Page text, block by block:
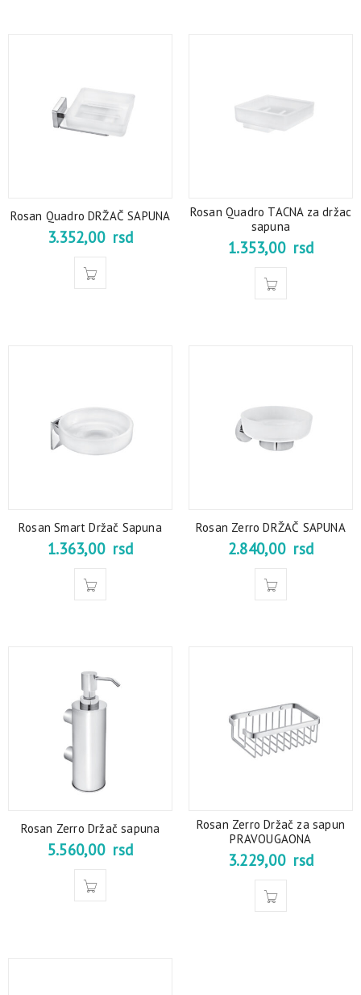
Rosan Quadro DRŽAČ SAPUNA
3.352,00 rsd
Rosan Quadro TACNA za držac
sapuna
1.353,00 rsd
Rosan Smart Držač Sapuna
1.363,00 rsd
Rosan Zerro DRŽAČ SAPUNA
2.840,00 rsd
Rosan Zerro Držač sapuna
5.560,00 rsd
Rosan Zerro Držač za sapun
PRAVOUGAONA
3.229,00 rsd